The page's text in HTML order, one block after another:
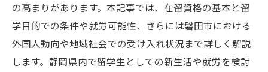
の高まりがあります。本記事では、在留資格の基本と留
学目的での条件や就労可能性、さらには磐田市における
外国人動向や地域社会での受け入れ状況まで詳しく解説
します。静岡県内で留学生としての新生活や就労を検討